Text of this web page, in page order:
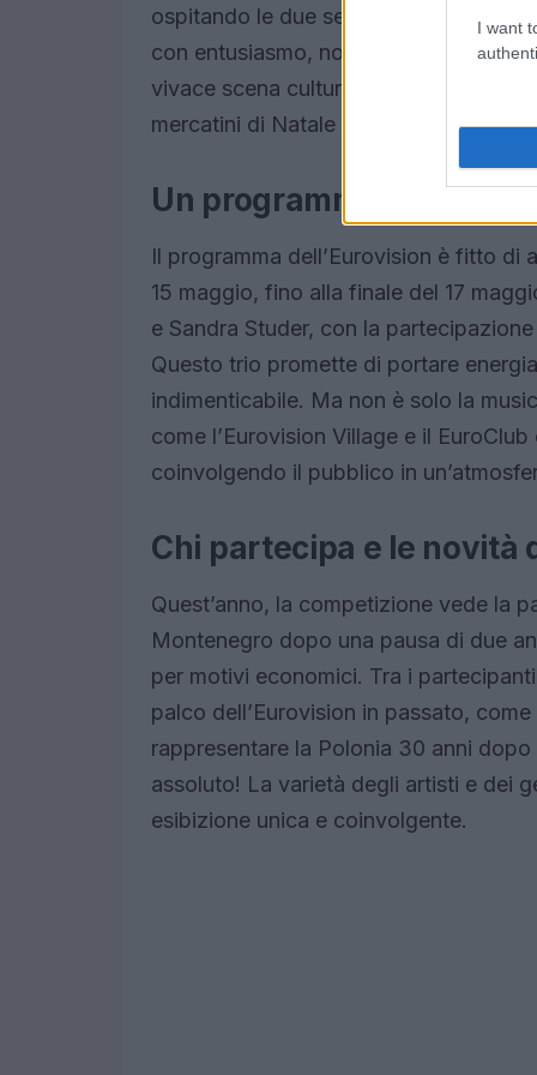
I want
ospitando le due semifinali e la finale.
con entusiasmo, non solo per la sua
vivace scena culturale. E chi non ama
mercatini di Natale a Basilea…
Un programma ricco di
Il programma dell’Eurovision è fitto di
15 maggio, fino alla finale del 17
e Sandra Studer, con la
Questo trio promette di portare
indimenticabile. Ma non è solo la
come l’Eurovision Village e il
coinvolgendo il pubblico in
Chi partecipa e le novità
Quest’anno, la competizione vede la
Montenegro dopo una pausa di due
per motivi economici. Tra i
palco dell’Eurovision in passato,
rappresentare la Polonia 30 anni
assoluto! La varietà degli artisti e dei
esibizione unica e coinvolgente.